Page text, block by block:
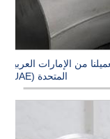
من الإمارات العربية
المتحدة (UAE)